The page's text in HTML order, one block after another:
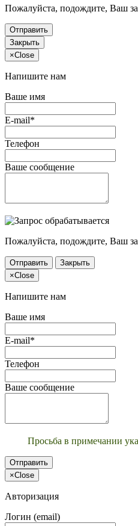
Пожалуйста, подождите, Ваш
Отправить
Закрыть
×Close
Напишите нам
Ваше имя
E-mail*
Телефон
Ваше сообщение
Пожалуйста, подождите, Ваш
Отправить
Закрыть
×Close
Напишите нам
Ваше имя
E-mail*
Телефон
Ваше сообщение
Просьба в примечании
Отправить
×Close
Авторизация
Логин (email)